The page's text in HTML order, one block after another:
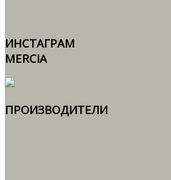
ИНСТАГРАМ
MERCIA
ПРОИЗВОДИТЕЛИ